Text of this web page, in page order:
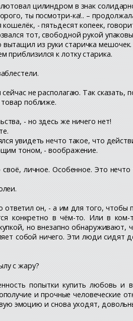
цилиндром в знак
ты посмотри-ка!.. –
- пятьдесят копеек,
тот, свободной рукой
из руки старичка
приблизился к лотку старика.
не располагаю. Так сказать,
поближе.
- но здесь же ничего нет!
увидеть нечто такое, что
тоном, - воображение.
личное. Особенное. Это нечто
он, - а им для того, чтобы
конкретно в чём-то. Или в
но внезапно обнаруживают,
собой ничего. Эти люди
с жару?
попытки купить любовь и
и прочные человеческие
эмоцию и снова уходят,